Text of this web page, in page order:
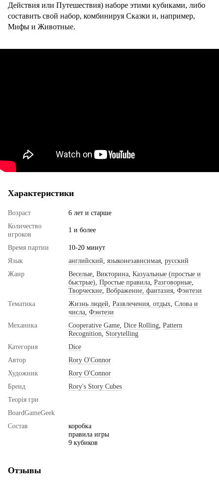
Действия или Путешествия) наборе этими кубиками, либо
составить свой набор, комбинируя Сказки и, например,
Мифы и Животные.
Характеристики
Возраст
6 лет и старше
Количество
игроков
1 и более
Время партии
10-20 минут
Язык
английский языконезависимая русский
Жанр
Веселые Викторина Казуальные (простые и
быстрые) Простые правила Разговорные
Творческие Вображение, фантазия Фэнтези
Тематика
Жизнь людей Развлечения, отдых Слова и
числа Фэнтези
Механика
Cooperative Game Dice Rolling Pattern
Recognition
Storytelling
Категория
Dice
Автор
Rory O'Connor
Художник
Rory O'Connor
Бренд
Rory's Story Cubes
Теорія гри
BoardGameGeek
Состав
коробка
правила игры
9 кубиков
Отзывы